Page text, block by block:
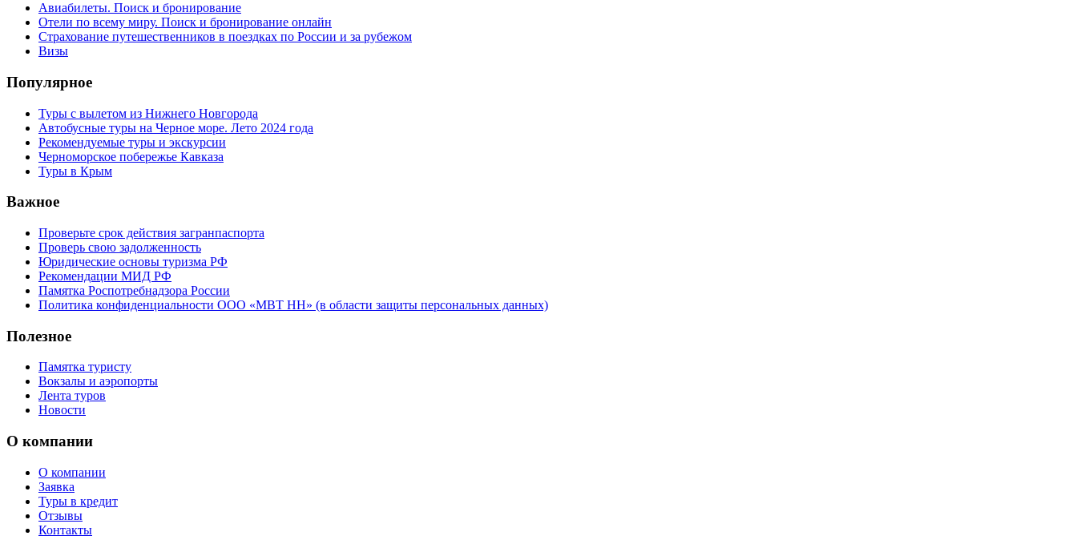
Авиабилеты. Поиск и бронирование
Отели по всему миру. Поиск и бронирование онлайн
Страхование путешественников в поездках по России и за рубежом
Визы
Популярное
Туры с вылетом из Нижнего Новгорода
Автобусные туры на Черное море. Лето 2024 года
Рекомендуемые туры и экскурсии
Черноморское побережье Кавказа
Туры в Крым
Важное
Проверьте срок действия загранпаспорта
Проверь свою задолженность
Юридические основы туризма РФ
Рекомендации МИД РФ
Памятка Роспотребнадзора России
Политика конфиденциальности ООО «МВТ НН» (в области защиты персональных данных)
Полезное
Памятка туристу
Вокзалы и аэропорты
Лента туров
Новости
О компании
О компании
Заявка
Туры в кредит
Отзывы
Контакты